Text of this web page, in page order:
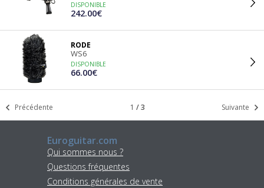
DISPONIBLE
242.00€
RODE
WS6
DISPONIBLE
66.00€
Précédente 1 /3 Suivante
Euroguitar.com
Qui sommes nous ?
Questions fréquentes
Conditions générales de vente